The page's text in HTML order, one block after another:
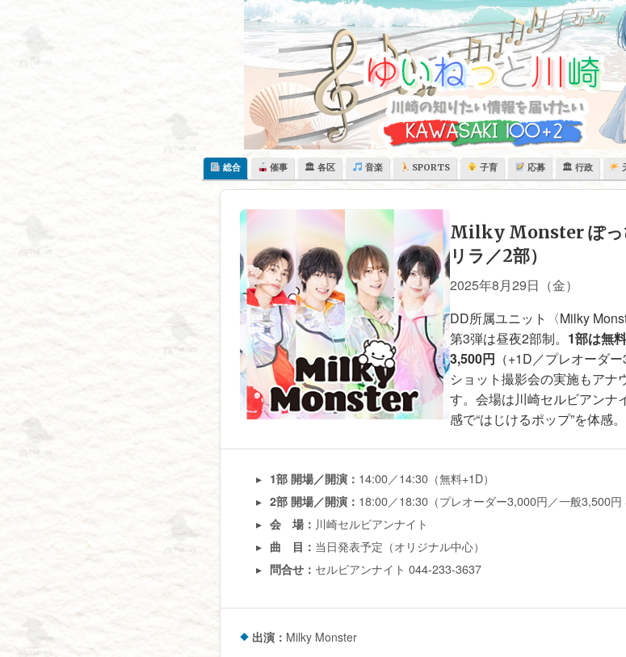
総合 催事 🏛 各区 音楽 SPORTS 子育 応募 🏛 行政
Milky Monster ぽっ
リラ／2部）
2025年8月29日（金）
DD所属ユニット〈Milky
第3弾は昼夜2部制。 1部は無料
3,500円 （+1D／プレオーダ
ショット撮影会の実施もアナ
す。会場は川崎セルビアンナ
感で“はじけるポップ”を体感。
1部 開場／開演： 14:00／14:30（無料+1D）
2部 開場／開演： 18:00／18:30（プレオーダー3,000円／一般3,500円
会 場： 川崎セルビアンナイト
曲 目： 当日発表予定（オリジナル中心）
問合せ： セルビアンナイト 044-233-3637
出演： Milky Monster